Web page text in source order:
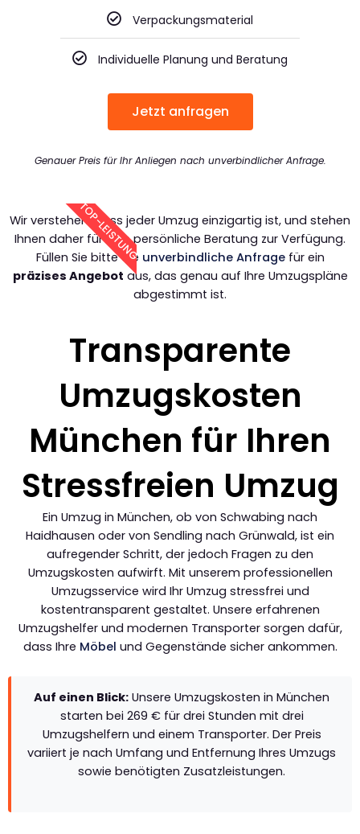
Verpackungsmaterial
Individuelle Planung und Beratung
Jetzt anfragen
Genauer Preis für Ihr Anliegen nach unverbindlicher Anfrage.
TOP-LEISTUNG
Wir verstehen, dass jeder Umzug einzigartig ist, und stehen
Ihnen daher für eine persönliche Beratung zur Verfügung.
Füllen Sie bitte die unverbindliche Anfragefür ein
präzises Angebot aus, das genau auf Ihre Umzugspläne
abgestimmt ist.
Transparente
Umzugskosten
München für Ihren
Stressfreien Umzug
Ein Umzug in München, ob von Schwabing nach
Haidhausen oder von Sendling nach Grünwald, ist ein
aufregender Schritt, der jedoch Fragen zu den
Umzugskosten aufwirft. Mit unserem professionellen
Umzugsservice wird Ihr Umzug stressfrei und
kostentransparent gestaltet. Unsere erfahrenen
Umzugshelfer und modernen Transporter sorgen dafür,
dass Ihre Möbel und Gegenstände sicher ankommen.
Auf einen Blick: Unsere Umzugskosten in München
starten bei 269 € für drei Stunden mit drei
Umzugshelfern und einem Transporter. Der Preis
variiert je nach Umfang und Entfernung Ihres Umzugs
sowie benötigten Zusatzleistungen.